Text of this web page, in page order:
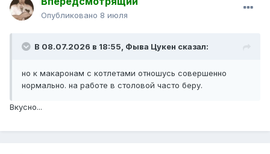
Опубликовано 8 июля
В 08.07.2026 в 18:55, Фыва Цукен сказал:
но к макаронам с котлетами отношусь совершенно
нормально. на работе в столовой часто беру.
Вкусно...